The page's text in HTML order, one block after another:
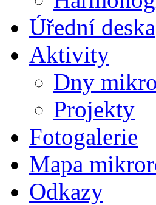
Úřední deska
Aktivity
Dny
Projekty
Fotogalerie
Mapa
Odkazy